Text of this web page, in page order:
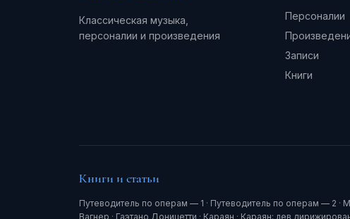
Классическая музыка,
персоналии и произведения
Персоналии
Записи
Книги
Книги и статьи
Путеводитель по операм — 1 · Путеводитель по операм — 2 ·
Вагнер · Гаэтано Доницетти · Караян · Караян: лев